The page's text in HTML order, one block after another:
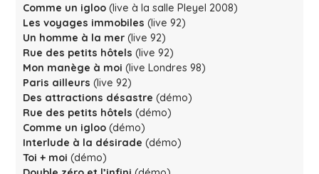
Comme un igloo (live à la salle Pleyel 2008)
Les voyages immobiles (live 92)
Un homme à la mer (live 92)
Rue des petits hôtels (live 92)
Mon manège à moi (live Londres 98)
Paris ailleurs (live 92)
Des attractions désastre (démo)
Rue des petits hôtels (démo)
Comme un igloo (démo)
Interlude à la désirade (démo)
Toi + moi (démo)